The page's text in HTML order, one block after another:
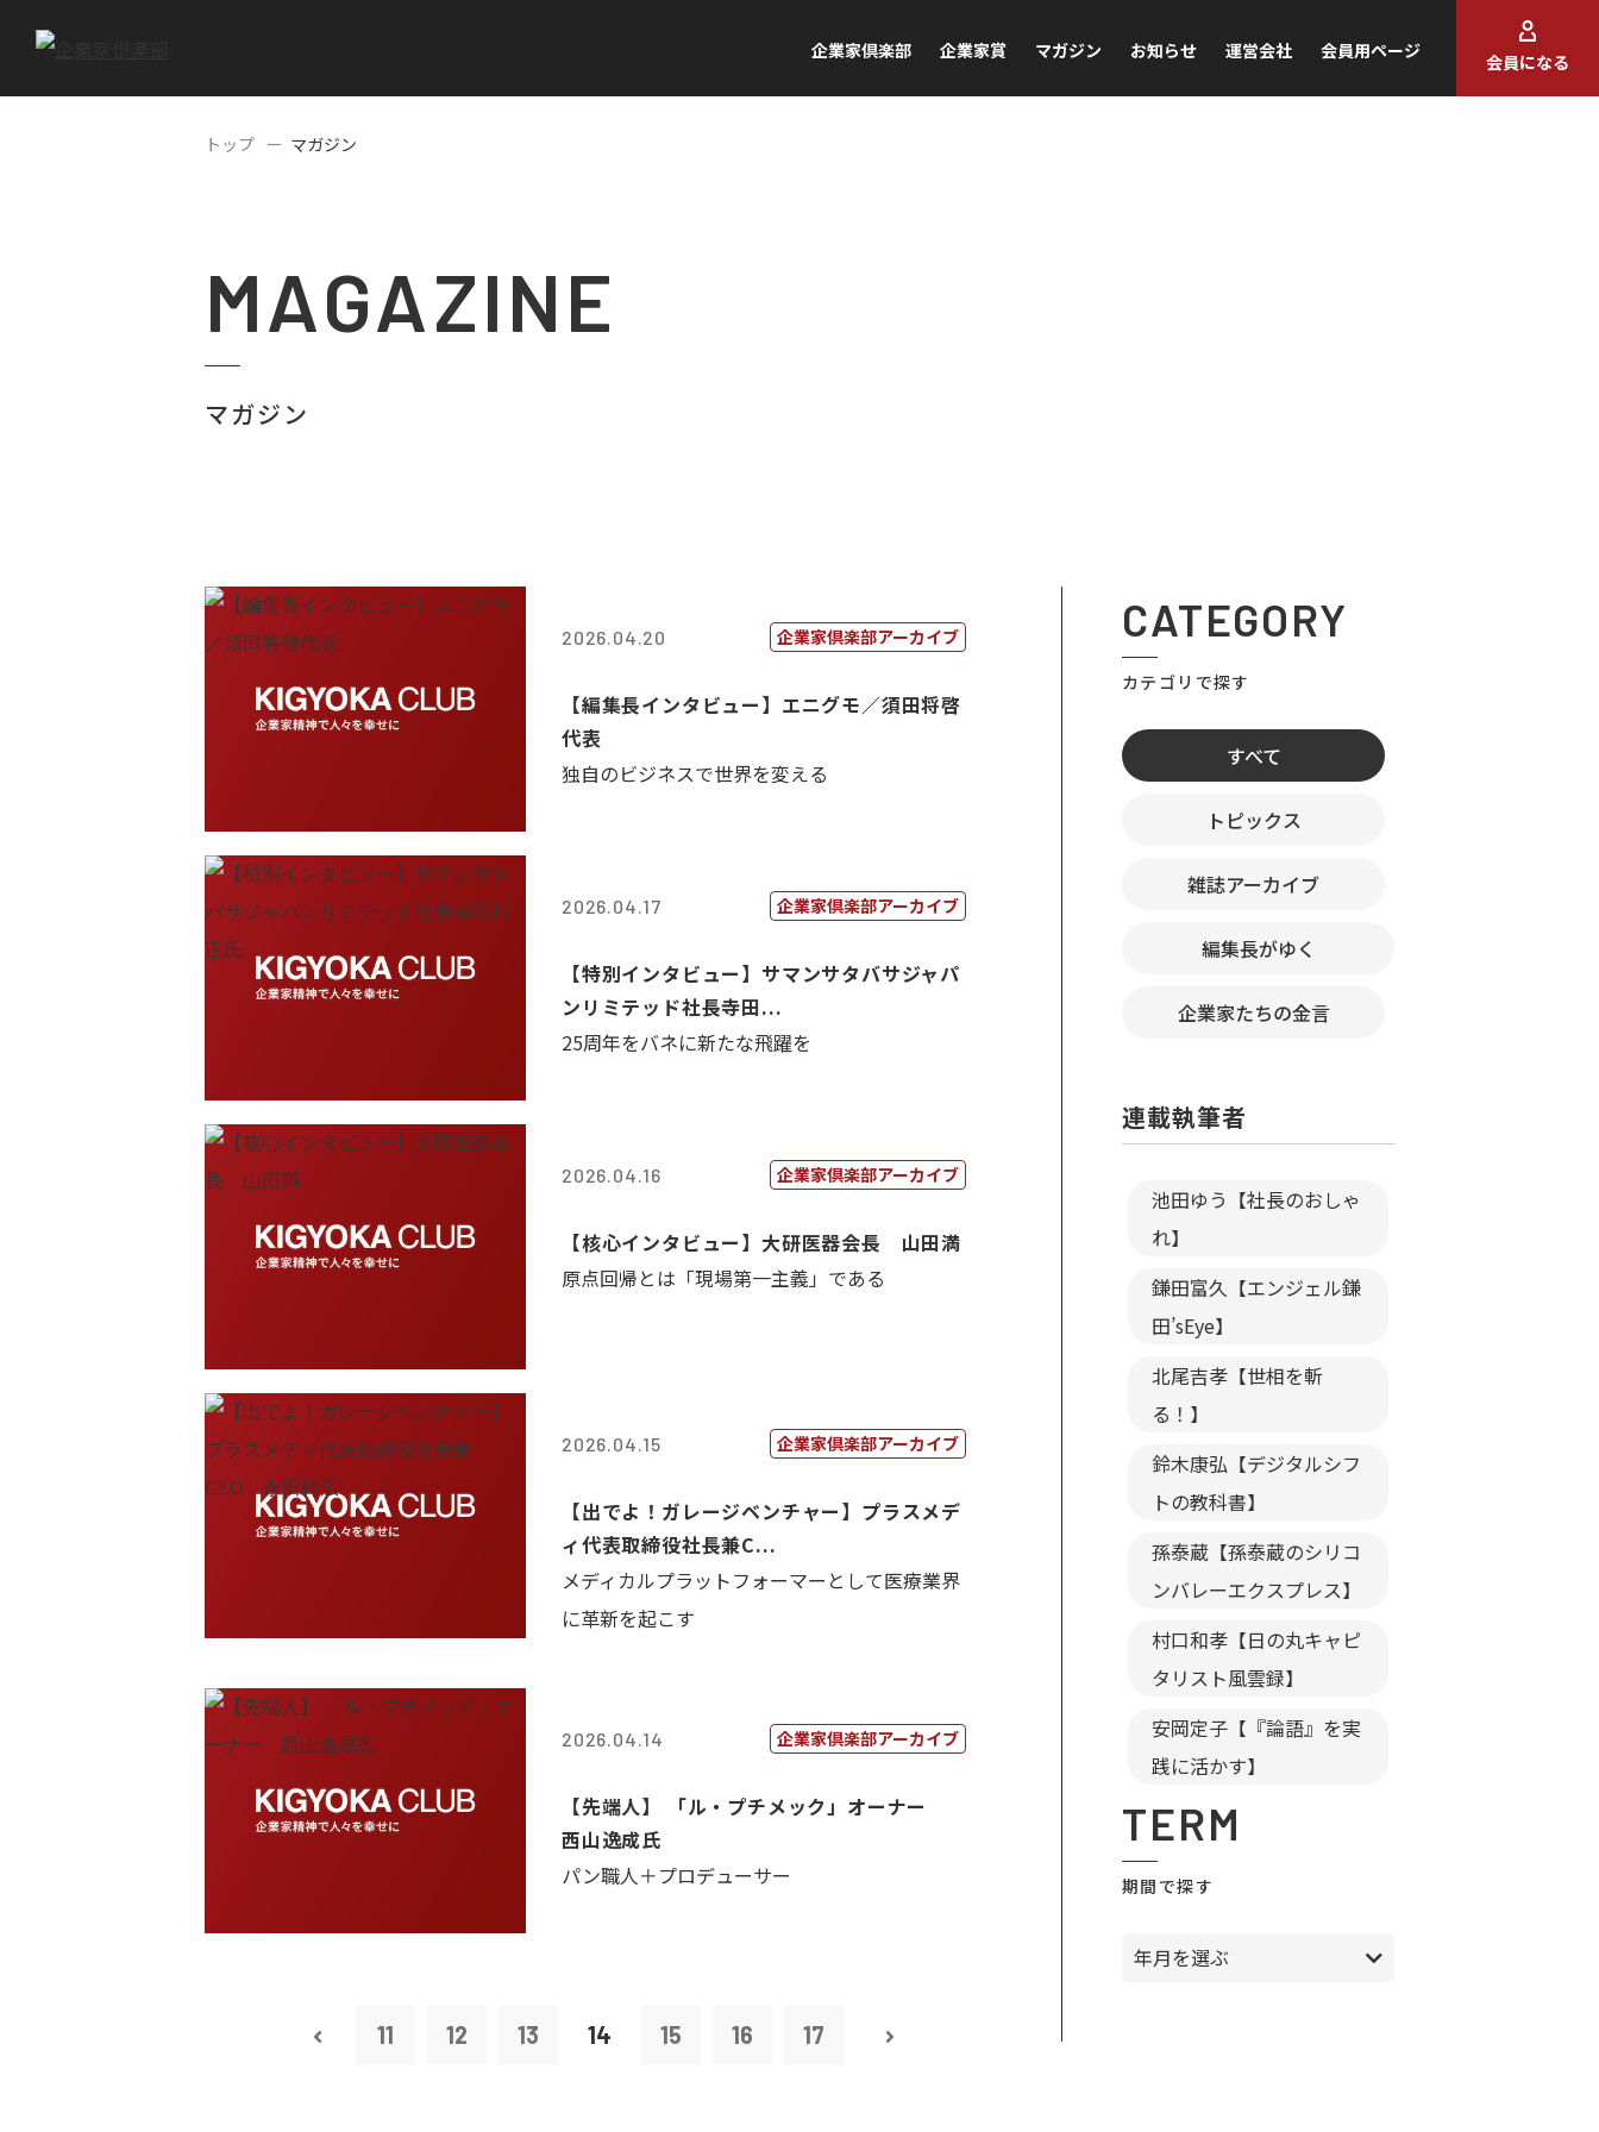
企業家倶楽部 企業家賞 マガジン お知らせ 運営会社 会員用ページ
会員になる
トップ マガジン
MAGAZINE
マガジン
2026.04.20 企業家倶楽部アーカイブ
【編集長インタビュー】エニグモ／須田将啓
代表
独自のビジネスで世界を変える
2026.04.17 企業家倶楽部アーカイブ
【特別インタビュー】サマンサタバサジャパ
ンリミテッド社長寺田...
25周年をバネに新たな飛躍を
2026.04.16 企業家倶楽部アーカイブ
【核心インタビュー】大研医器会長 山田満
原点回帰とは「現場第一主義」である
2026.04.15 企業家倶楽部アーカイブ
【出でよ！ガレージベンチャー】プラスメデ
ィ代表取締役社長兼C...
メディカルプラットフォーマーとして医療業界
に革新を起こす
2026.04.14 企業家倶楽部アーカイブ
【先端人】 「ル・プチメック」オーナー
西山逸成氏
パン職人＋プロデューサー
11 12 13 14 15 16 17
CATEGORY
カテゴリで探す
すべて
トピックス
雑誌アーカイブ
編集長がゆく
企業家たちの金言
連載執筆者
池田ゆう【社長のおしゃ
れ】
鎌田富久【エンジェル鎌
田’sEye】
北尾吉孝【世相を斬
る！】
鈴木康弘【デジタルシフ
トの教科書】
孫泰蔵【孫泰蔵のシリコ
ンバレーエクスプレス】
村口和孝【日の丸キャピ
タリスト風雲録】
安岡定子【『論語』を実
践に活かす】
TERM
期間で探す
年月を選ぶ